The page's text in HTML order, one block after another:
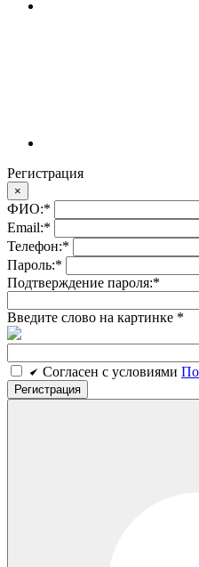
Регистрация
×
ФИО:*
Email:*
Телефон:*
Пароль:*
Подтверждение пароля:*
Введите слово на картинке *
Cогласен c условиями